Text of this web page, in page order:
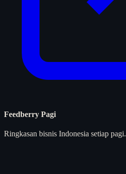
Feedberry Pagi
Ringkasan bisnis Indonesia setiap pagi.